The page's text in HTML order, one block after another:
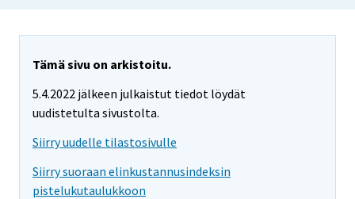
Tämä sivu on arkistoitu.
5.4.2022 jälkeen julkaistut tiedot löydät
uudistetulta sivustolta.
Siirry uudelle tilastosivulle
Siirry suoraan elinkustannusindeksin
pistelukutaulukkoon